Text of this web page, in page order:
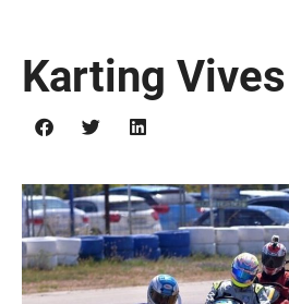
Karting Vives